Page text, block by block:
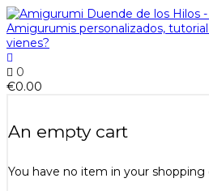
0
€0.00
An empty cart
You have no item in your shopping